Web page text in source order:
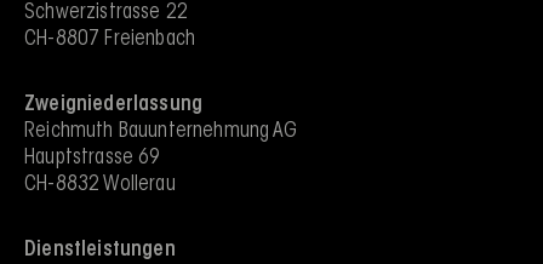
Schwerzistrasse 22
CH-8807 Freienbach
Zweigniederlassung
Reichmuth Bauunternehmung AG
Hauptstrasse 69
CH-8832 Wollerau
Dienstleistungen